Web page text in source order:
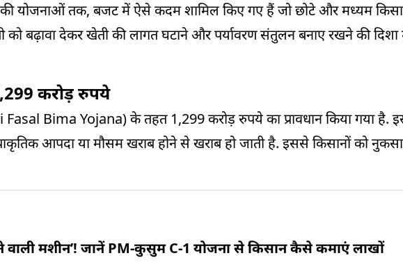
योजनाओं तक, बजट में ऐसे कदम शामिल किए गए हैं जो छोटे और मध्यम
को बढ़ावा देकर खेती की लागत घटाने और पर्यावरण संतुलन बनाए रखने की दिशा
करोड़ रुपये
Bima Yojana) के तहत 1,299 करोड़ रुपये का प्रावधान किया गया है.
आपदा या मौसम खराब होने से खराब हो जाती है. इससे किसानों को
मशीन’! जानें PM-कुसुम C-1 योजना से किसान कैसे कमाएं लाखों